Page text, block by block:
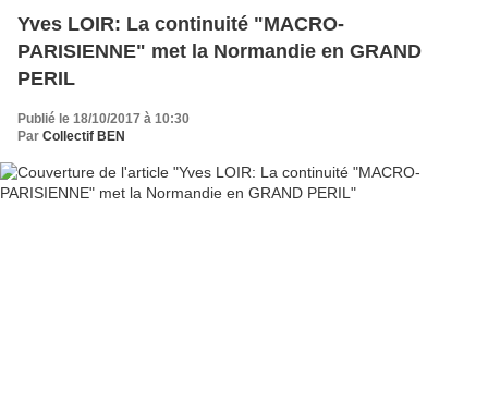
Yves LOIR: La continuité "MACRO-
PARISIENNE" met la Normandie en GRAND
PERIL
Publié le 18/10/2017 à 10:30
Par Collectif BEN